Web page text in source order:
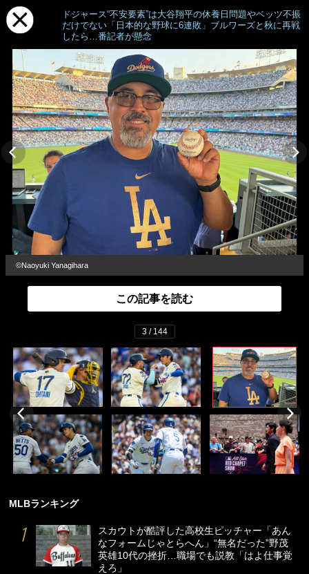
ドジャース“不安要素”は大谷翔平の休養日問題やベッツ不振
だけでない「日本的な野球に6連敗」ブルワーズと秋に再戦
したら…番記者が懸念
©Naoyuki Yanagihara
この記事を読む
3 / 144
MLBランキング
スカウトが酷評した高校生ピッチャー「あん
なフォームじゃとらへん」“無名だった”野茂
英雄10代の挫折…職場でも説教「はよ仕事覚
えろ」